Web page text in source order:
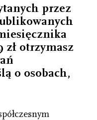
przez
zł otrzymasz
o osobach,